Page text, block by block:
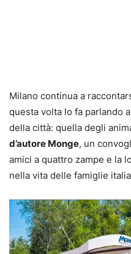
Milano continua a
questa volta lo fa parlando
della città: quella degli
d’autore Monge, un
amici a quattro zampe e la
nella vita delle famiglie